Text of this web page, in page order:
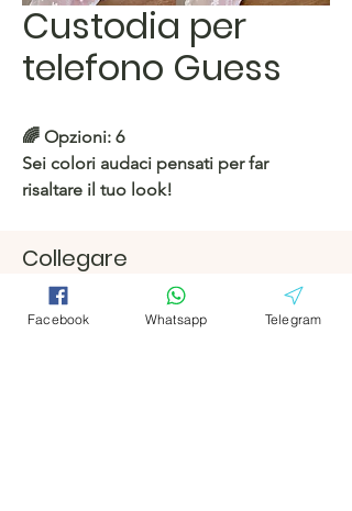
Custodia per
telefono Guess
🌈 Opzioni: 6
Sei colori audaci pensati per far
risaltare il tuo look!
Negozio Hacoo
https://c.hacoo.pl/2eg7RJ
Collegare
Facebook
Telegramm
Facebook
Telegramm
Facebook Whatsapp Telegram